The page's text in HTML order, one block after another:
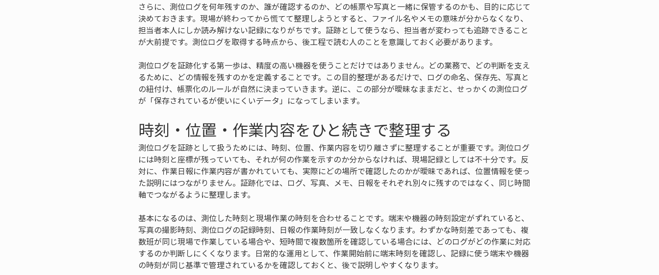
さらに、測位ログを何年残すのか、誰が確認するのか、どの帳票や写真と一緒に保管するのかも、目的に応じて
決めておきます。現場が終わってから慌てて整理しようとすると、ファイル名やメモの意味が分からなくなり、
担当者本人にしか読み解けない記録になりがちです。証跡として使うなら、担当者が変わっても追跡できること
が大前提です。測位ログを取得する時点から、後工程で読む人のことを意識しておく必要があります。
測位ログを証跡化する第一歩は、精度の高い機器を使うことだけではありません。どの業務で、どの判断を支え
るために、どの情報を残すのかを定義することです。この目的整理があるだけで、ログの命名、保存先、写真と
の紐付け、帳票化のルールが自然に決まっていきます。逆に、この部分が曖昧なままだと、せっかくの測位ログ
が「保存されているが使いにくいデータ」になってしまいます。
時刻・位置・作業内容をひと続きで整理する
測位ログを証跡として扱うためには、時刻、位置、作業内容を切り離さずに整理することが重要です。測位ログ
には時刻と座標が残っていても、それが何の作業を示すのか分からなければ、現場記録としては不十分です。反
対に、作業日報に作業内容が書かれていても、実際にどの場所で確認したのかが曖昧であれば、位置情報を使っ
た説明にはつながりません。証跡化では、ログ、写真、メモ、日報をそれぞれ別々に残すのではなく、同じ時間
軸でつながるように整理します。
基本になるのは、測位した時刻と現場作業の時刻を合わせることです。端末や機器の時刻設定がずれていると、
写真の撮影時刻、測位ログの記録時刻、日報の作業時刻が一致しなくなります。わずかな時刻差であっても、複
数班が同じ現場で作業している場合や、短時間で複数箇所を確認している場合には、どのログがどの作業に対応
するのか判断しにくくなります。日常的な運用として、作業開始前に端末時刻を確認し、記録に使う端末や機器
の時刻が同じ基準で管理されているかを確認しておくと、後で説明しやすくなります。